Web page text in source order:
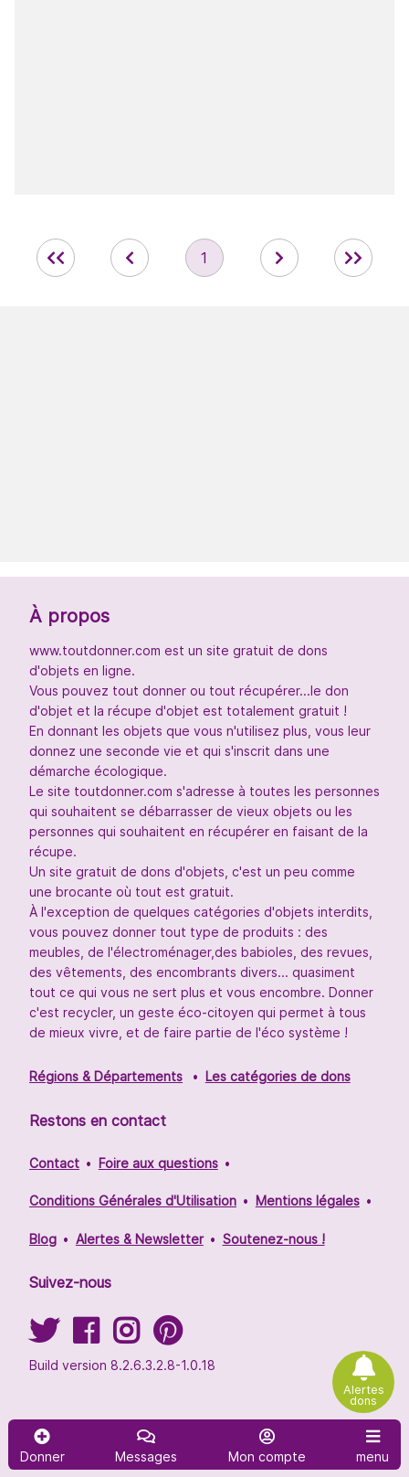
Donner Messages Mon compte menu
Alertes
dons
1
À propos
www.toutdonner.com est un site gratuit de dons
d'objets en ligne.
Vous pouvez tout donner ou tout récupérer...le don
d'objet et la récupe d'objet est totalement gratuit !
En donnant les objets que vous n'utilisez plus, vous leur
donnez une seconde vie et qui s'inscrit dans une
démarche écologique.
Le site toutdonner.com s'adresse à toutes les personnes
qui souhaitent se débarrasser de vieux objets ou les
personnes qui souhaitent en récupérer en faisant de la
récupe.
Un site gratuit de dons d'objets, c'est un peu comme
une brocante où tout est gratuit.
À l'exception de quelques catégories d'objets interdits,
vous pouvez donner tout type de produits : des
meubles, de l'électroménager,des babioles, des revues,
des vêtements, des encombrants divers... quasiment
tout ce qui vous ne sert plus et vous encombre. Donner
c'est recycler, un geste éco-citoyen qui permet à tous
de mieux vivre, et de faire partie de l'éco système !
Régions & Départements Les catégories de dons
Restons en contact
Contact Foire aux questions
Conditions Générales d'Utilisation Mentions légales
Blog Alertes & Newsletter Soutenez-nous !
Suivez-nous
Build version 8.2.6.3.2.8-1.0.18